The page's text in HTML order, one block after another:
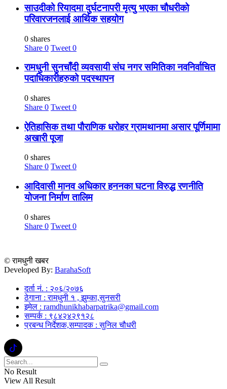
साउदीको रियादमा दुर्घटनापरी मृत्यु भएका चौधरीको
परिवारजनलाई आर्थिक सहयोग
0 shares
Share 0 Tweet 0
रामधुनी सुनचाँदी व्यवसायी संघ नगर समितिका नवनिर्वाचित
पदाधिकारीहरुको पदस्थापन
0 shares
Share 0 Tweet 0
ऐतिहासिक तथा पौराणिक धरोहर ग्रामथानमा असार पूर्णिमामा
अखारी पूजा
0 shares
Share 0 Tweet 0
आदिवासी मानव अधिकार हननका घटना विरुद्ध रणनीति
योजना निर्माण तालिम
0 shares
Share 0 Tweet 0
© रामधुनी खबर
Developed By: BarahaSoft
दर्ता नं. : २०६/२०७६
ठेगाना : रामधुनी १ , झुम्का,सुनसरी
इमेल : ramdhunikhabarpatrika@gmail.com
सम्पर्क : ९८४२४२९१२८
प्रबन्ध निर्देशक,सम्पादक : सुनिल चौधरी
No Result
View All Result